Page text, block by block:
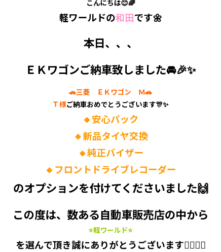
こんにちは😊🌈
軽ワールドの和田です🌼
本日、、、
ＥＫワゴンご納車致しました🚘🎉✨
🚗三菱 ＥＫワゴン Ｍ🚗
Ｔ様ご納車おめでとうございます🎊✨
🔸安心パック
🔸新品タイヤ交換
🔸純正バイザー
🔸フロントドライブレコーダー
のオプションを付けてくださいました🙌
この度は、数ある自動車販売店の中から
⭐軽ワールド⭐
を選んで頂き誠にありがとうございます🙇‍♂️🙇‍♀️